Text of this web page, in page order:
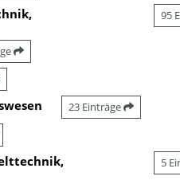
95
23 Einträge
5